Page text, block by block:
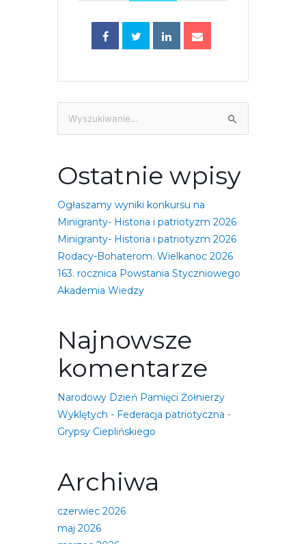
Szukaj
dla:
Ostatnie wpisy
Ogłaszamy wyniki konkursu na
Minigranty- Historia i patriotyzm 2026
Minigranty- Historia i patriotyzm 2026
Rodacy-Bohaterom. Wielkanoc 2026
163. rocznica Powstania Styczniowego
Akademia Wiedzy
Najnowsze
komentarze
Narodowy Dzień Pamięci Żołnierzy
Wyklętych - Federacja patriotyczna -
Grypsy Cieplińskiego
Archiwa
czerwiec 2026
maj 2026